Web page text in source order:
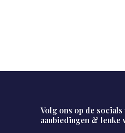
Volg ons op de
aanbiedingen & leuke